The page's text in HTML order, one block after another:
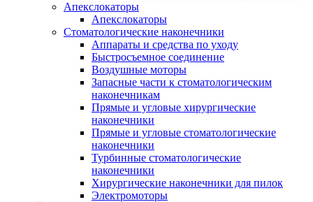
Апекслокаторы
Апекслокаторы
Стоматологические наконечники
Аппараты и средства по уходу
Быстросъемное соединение
Воздушные моторы
Запасные части к стоматологическим
наконечникам
Прямые и угловые хирургические
наконечники
Прямые и угловые стоматологические
наконечники
Турбинные стоматологические
наконечники
Хирургические наконечники для пилок
Электромоторы